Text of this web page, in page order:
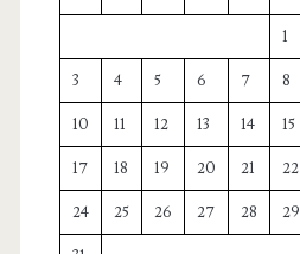
1
3 4 5 6 7 8
10 11 12 13 14 15
17 18 19 20 21 22
24 25 26 27 28 29